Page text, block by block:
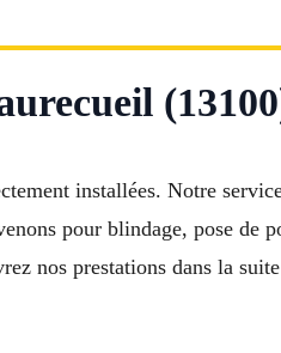
installées. Notre
pour blindage, pose de
nos prestations dans la